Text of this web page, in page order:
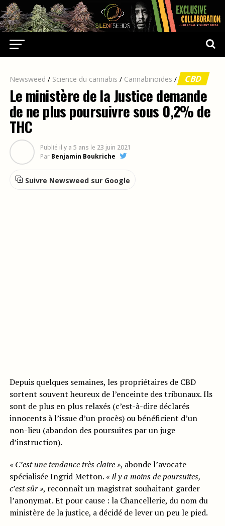
Newsweed / Science du cannabis / Cannabinoïdes / CBD
Le ministère de la Justice demande
de ne plus poursuivre sous 0,2% de
THC
Publié il y a 5 ans le 23 juin 2021
Par Benjamin Boukriche
Suivre Newsweed sur Google
Depuis quelques semaines, les propriétaires de CBD
sortent souvent heureux de l’enceinte des tribunaux. Ils
sont de plus en plus relaxés (c’est-à-dire déclarés
innocents à l’issue d’un procès) ou bénéficient d’un
non-lieu (abandon des poursuites par un juge
d’instruction).
« C’est une tendance très claire », abonde l’avocate
spécialisée Ingrid Metton. « Il y a moins de poursuites,
c’est sûr », reconnaît un magistrat souhaitant garder
l’anonymat. Et pour cause : la Chancellerie, du nom du
ministère de la justice, a décidé de lever un peu le pied.